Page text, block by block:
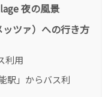
夜の風景
ッツァ）への行き方
利用
駅」からバス利